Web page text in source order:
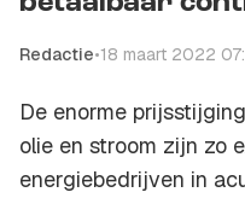
Redactie•18 maart 2022
De enorme
olie en stroom zijn zo
energiebedrijven in